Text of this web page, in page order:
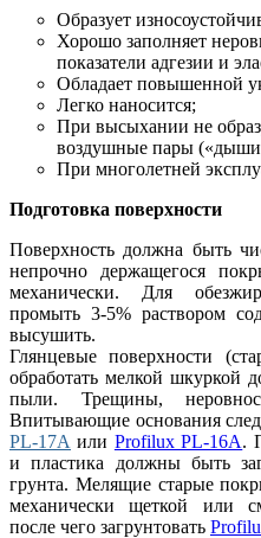
Образует
Хорошо заполняет
показатели адгезии и
Обладает повышенной
Легко наносится;
При высыхании не
воздушные пары
При многолетней
Подготовка поверхности
Поверхность должна быть
непрочно держащегося
механически. Для
промыть 3-5% раствором
высушить.
Глянцевые поверхности
обработать мелкой шкуркой
пыли. Трещины,
Впитывающие основания
PL-17А или Profilux PL-16А.
и пластика должны быть
грунта. Мелящие старые
механически щеткой или
после чего загрунтовать